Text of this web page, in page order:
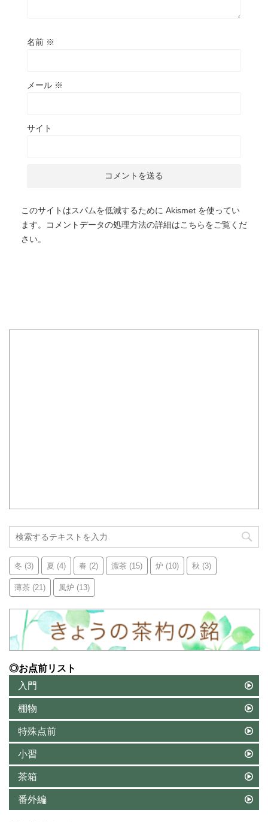
名前 ※
メール ※
サイト
このサイトはスパムを低減するために Akismet を使ってい
ます。
コメントデータの処理方法の詳細はこちらをご覧くだ
さい。
冬 (3) 夏 (4) 春 (2) 濃茶 (15) 炉 (10) 秋 (3)
薄茶 (21) 風炉 (13)
◎お点前リスト
入門
棚物
特殊点前
小習
茶箱
番外編